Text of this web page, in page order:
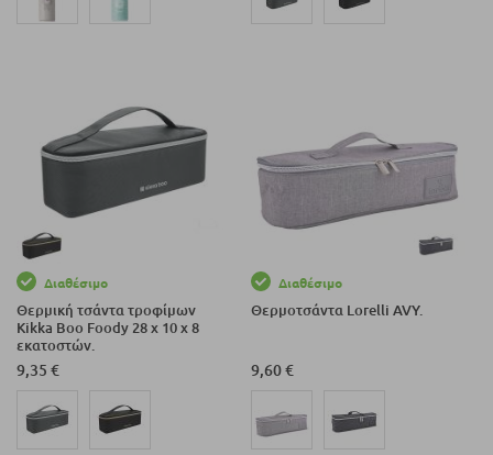
Διαθέσιμο
Θερμική τσάντα τροφίμων
Kikka Boo Foody 28 x 10 x 8
εκατοστών.
9,35 €
Διαθέσιμο
Θερμοτσάντα Lorelli AVY.
9,60 €